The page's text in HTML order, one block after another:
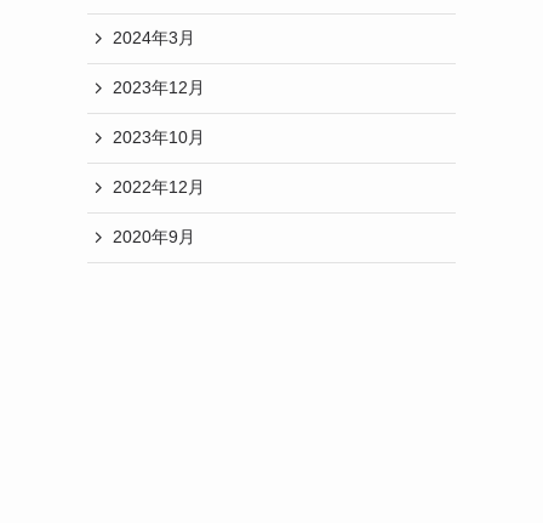
2024年3月
2023年12月
2023年10月
2022年12月
2020年9月